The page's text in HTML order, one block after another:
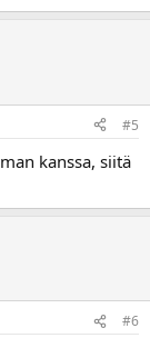
#5
kanssa, siitä
#6